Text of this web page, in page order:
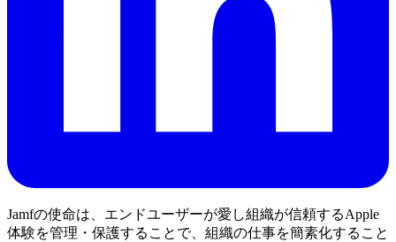
Jamfの使命は、エンドユーザーが愛し組織が信頼するApple
体験を管理・保護することで、組織の仕事を簡素化すること